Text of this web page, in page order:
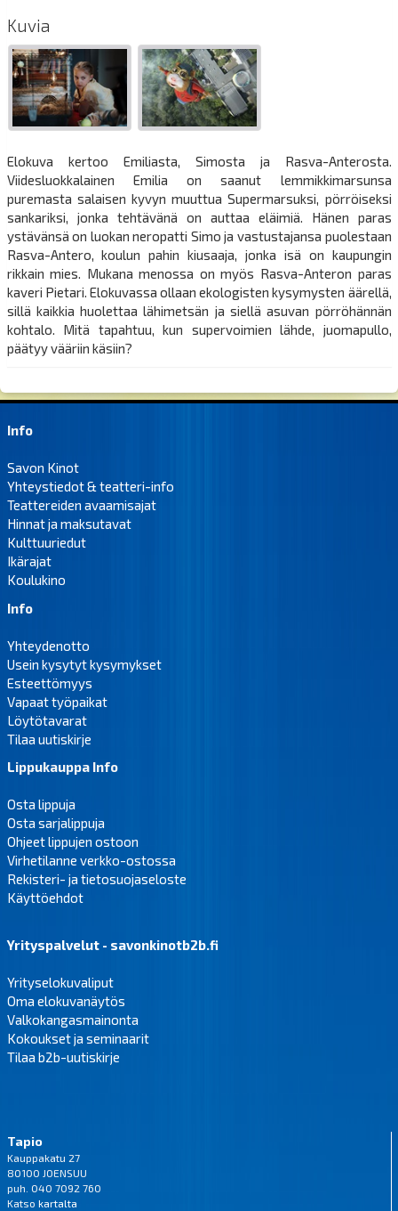
Kuvia
Elokuva kertoo Emiliasta, Simosta ja Rasva-Anterosta.
Viidesluokkalainen Emilia on saanut lemmikkimarsunsa
puremasta salaisen kyvyn muuttua Supermarsuksi, pörröiseksi
sankariksi, jonka tehtävänä on auttaa eläimiä. Hänen paras
ystävänsä on luokan neropatti Simo ja vastustajansa puolestaan
Rasva-Antero, koulun pahin kiusaaja, jonka isä on kaupungin
rikkain mies. Mukana menossa on myös Rasva-Anteron paras
kaveri Pietari. Elokuvassa ollaan ekologisten kysymysten äärellä,
sillä kaikkia huolettaa lähimetsän ja siellä asuvan pörröhännän
kohtalo. Mitä tapahtuu, kun supervoimien lähde, juomapullo,
päätyy vääriin käsiin?
Info
Savon Kinot
Yhteystiedot & teatteri-info
Teattereiden avaamisajat
Hinnat ja maksutavat
Kulttuuriedut
Ikärajat
Koulukino
Info
Yhteydenotto
Usein kysytyt kysymykset
Esteettömyys
Vapaat työpaikat
Löytötavarat
Tilaa uutiskirje
Lippukauppa Info
Osta lippuja
Osta sarjalippuja
Ohjeet lippujen ostoon
Virhetilanne verkko-ostossa
Rekisteri- ja tietosuojaseloste
Käyttöehdot
Yrityspalvelut - savonkinotb2b.fi
Yrityselokuvaliput
Oma elokuvanäytös
Valkokangasmainonta
Kokoukset ja seminaarit
Tilaa b2b-uutiskirje
Tapio
Kauppakatu 27
80100 JOENSUU
puh. 040 7092 760
Katso kartalta